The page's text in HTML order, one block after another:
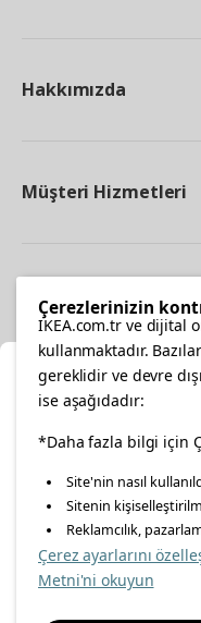
Hakkımızda
Müşteri Hizmetleri
facebooktwitter
linkedin
Enerji Politikası Bilgi
Konumunuzu
İnternetten vereceğiniz
içerikleri görebilmek
İl seçiniz
Çerezlerinizin
IKEA.com.tr ve dijital
kullanmaktadır.
gereklidir ve devre
ise aşağıdadır:
*Daha fazla bilgi için
Site'nin nasıl
Sitenin
Reklamcılık,
Çerez ayarlarını
Metni'ni okuyun